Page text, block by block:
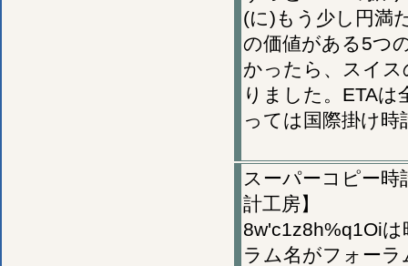
(に)もう少し円満
の価値がある5つ
かったら、スイ
りました。ETA
っては国際掛け
スーパーコピー
計工房】
8w'c1z8h%q1Oi
ラム名がフォー